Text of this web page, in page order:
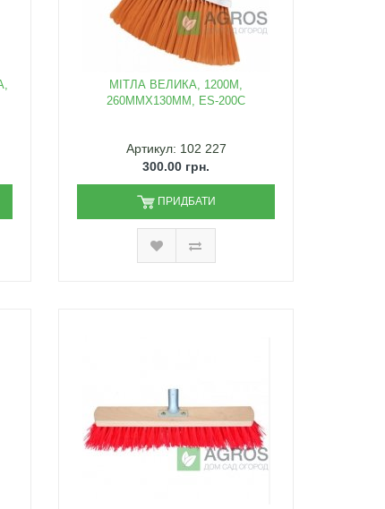
МІТЛА ВЕЛИКА, 1200М,
260ММХ130ММ, ES-200C
Артикул: 102 227
300.00 грн.
ПРИДБАТИ